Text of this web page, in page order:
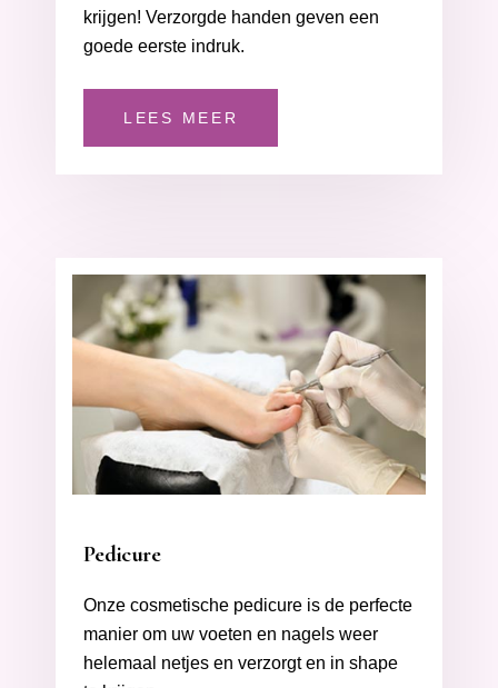
krijgen! Verzorgde handen geven een
goede eerste indruk.
LEES MEER
Pedicure
Onze cosmetische pedicure is de perfecte
manier om uw voeten en nagels weer
helemaal netjes en verzorgt en in shape